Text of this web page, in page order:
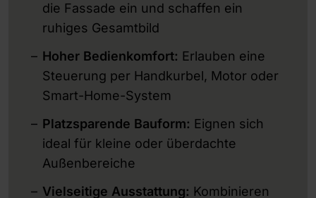
die Fassade ein und schaffen ein
ruhiges Gesamtbild
Hoher Bedienkomfort: Erlauben eine
Steuerung per Handkurbel, Motor oder
Smart-Home-System
Platzsparende Bauform: Eignen sich
ideal für kleine oder überdachte
Außenbereiche
Vielseitige Ausstattung: Kombinieren